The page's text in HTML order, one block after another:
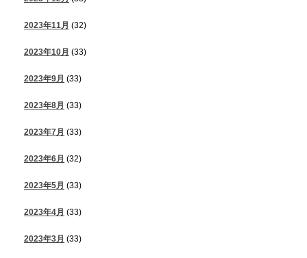
2023年11月 (32)
2023年10月 (33)
2023年9月 (33)
2023年8月 (33)
2023年7月 (33)
2023年6月 (32)
2023年5月 (33)
2023年4月 (33)
2023年3月 (33)